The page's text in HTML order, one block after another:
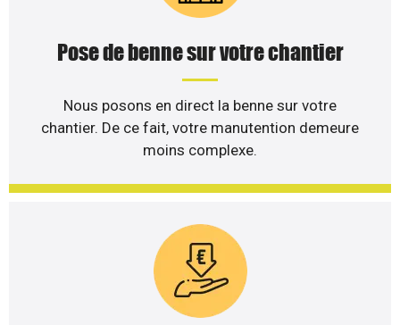
Pose de benne sur votre chantier
Nous posons en direct la benne sur votre
chantier. De ce fait, votre manutention demeure
moins complexe.